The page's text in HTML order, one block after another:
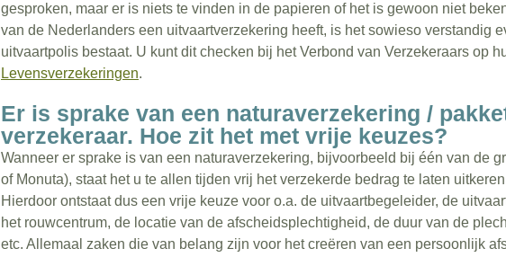
gesproken, maar er is niets te vinden in de papieren of het is gewoon niet
van de Nederlanders een uitvaartverzekering heeft, is het sowieso verstandig
uitvaartpolis bestaat. U kunt dit checken bij het Verbond van Verzekeraars op
Levensverzekeringen.
Er is sprake van een naturaverzekering /
verzekeraar. Hoe zit het met vrije keuzes?
Wanneer er sprake is van een naturaverzekering, bijvoorbeeld bij één van de
of Monuta), staat het u te allen tijden vrij het verzekerde bedrag te laten
Hierdoor ontstaat dus een vrije keuze voor o.a. de uitvaartbegeleider, de
het rouwcentrum, de locatie van de afscheidsplechtigheid, de duur van de
etc. Allemaal zaken die van belang zijn voor het creëren van een persoonlijk